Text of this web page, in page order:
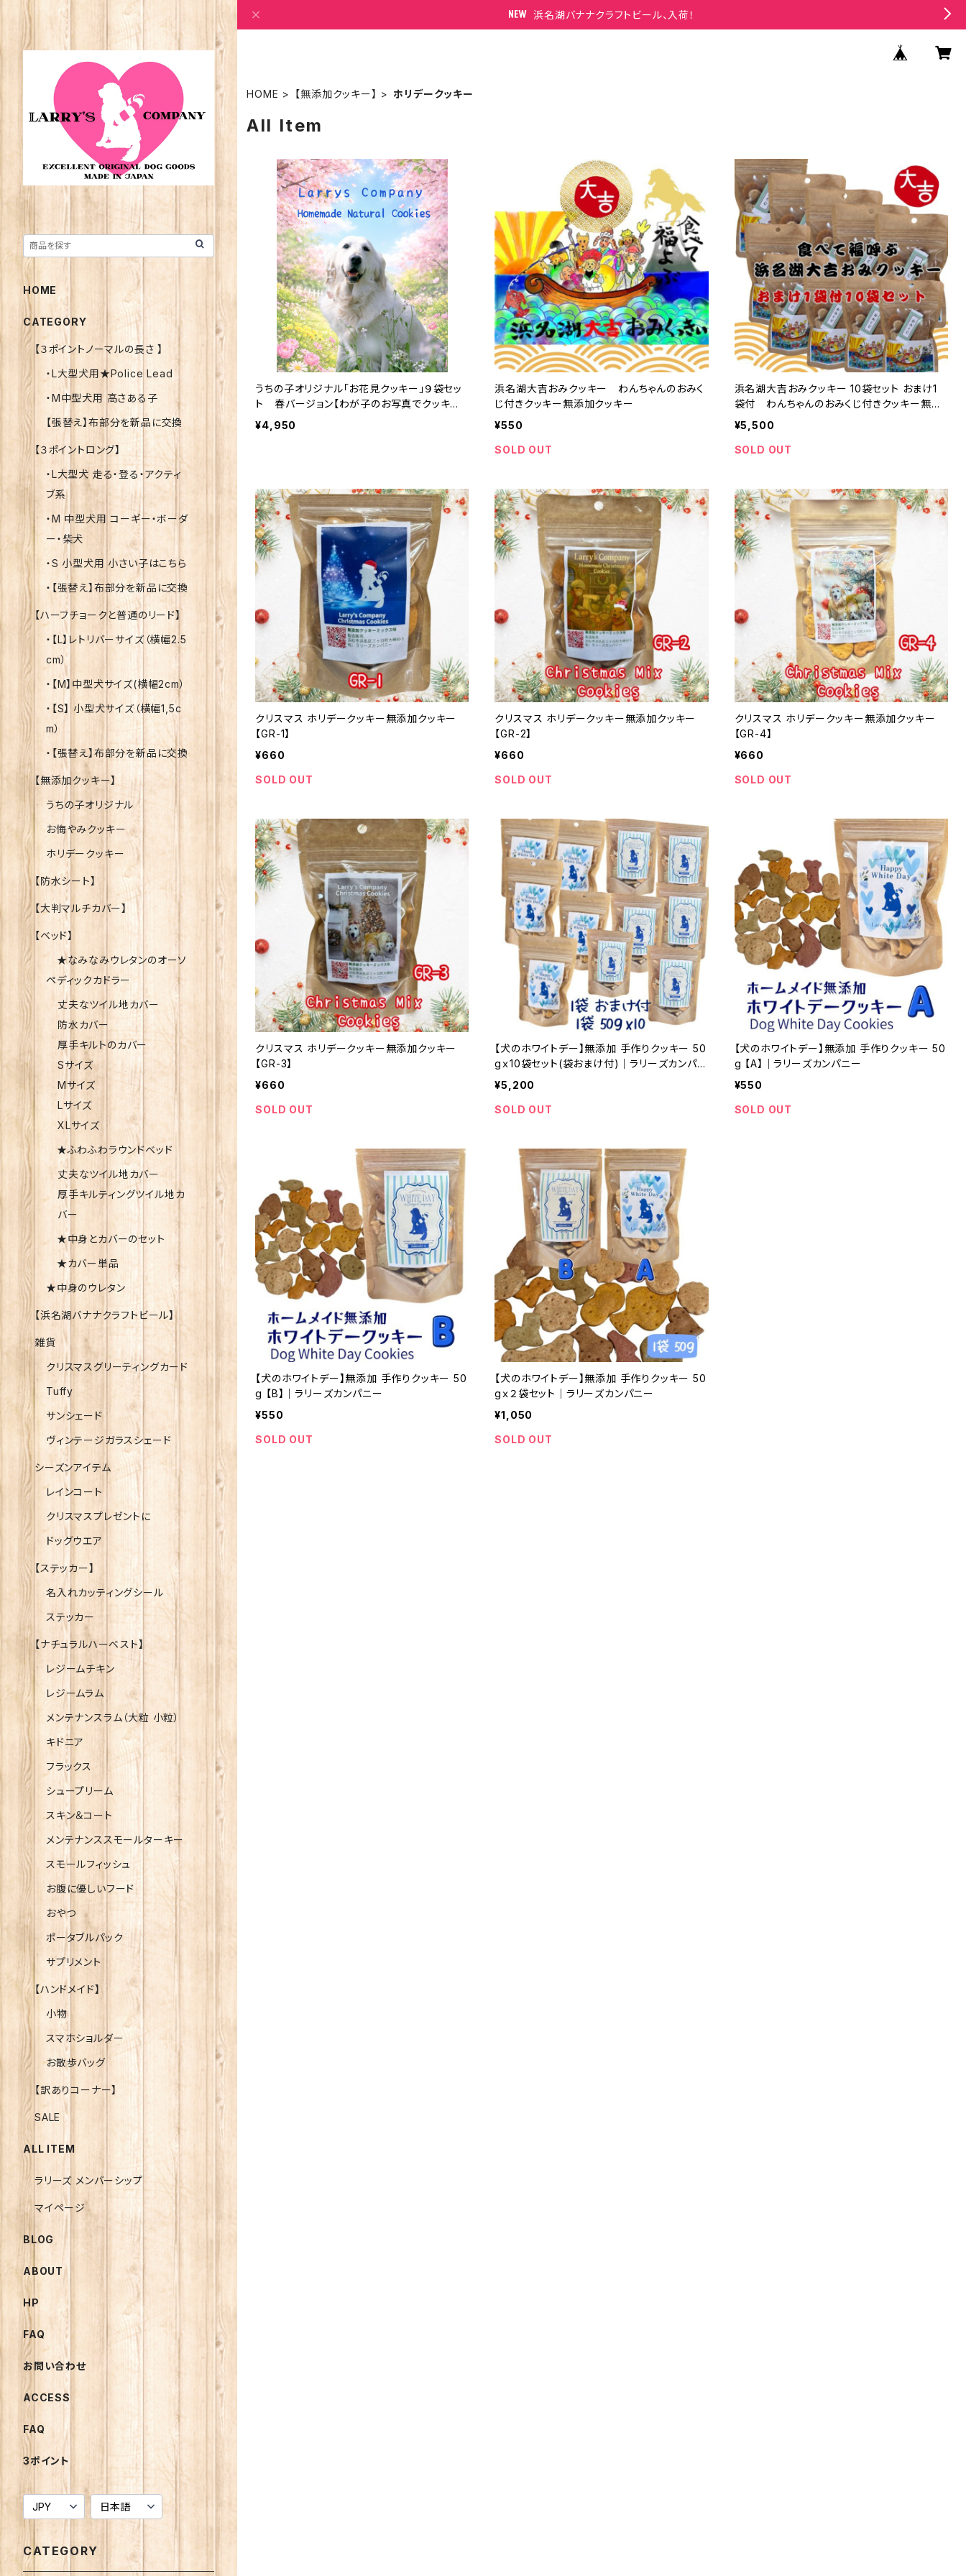
浜名湖バナナクラフトビール、入荷！
HOME 【無添加クッキー】 ホリデークッキー
All Item
うちの子オリジナル「お花見クッキー」９袋セッ
ト 春バージョン【わが子のお写真でクッキー
のラベルをお作りします】
¥4,950
浜名湖大吉おみクッキー わんちゃんのおみく
じ付きクッキー無添加クッキー
¥550
SOLD OUT
浜名湖大吉おみクッキー 10袋セット おまけ1
袋付 わんちゃんのおみくじ付きクッキー無添
加クッキー
¥5,500
SOLD OUT
クリスマス ホリデークッキー無添加クッキー
【GR-1】
¥660
SOLD OUT
クリスマス ホリデークッキー無添加クッキー
【GR-2】
¥660
SOLD OUT
クリスマス ホリデークッキー無添加クッキー
【GR-4】
¥660
SOLD OUT
クリスマス ホリデークッキー無添加クッキー
【GR-3】
¥660
SOLD OUT
【犬のホワイトデー】無添加 手作りクッキー 50
gｘ10袋セット(袋おまけ付)｜ラリーズカンパニ
ー
¥5,200
SOLD OUT
【犬のホワイトデー】無添加 手作りクッキー 50
g 【A】｜ラリーズカンパニー
¥550
SOLD OUT
【犬のホワイトデー】無添加 手作りクッキー 50
g 【B】｜ラリーズカンパニー
¥550
SOLD OUT
【犬のホワイトデー】無添加 手作りクッキー 50
gｘ２袋セット｜ラリーズカンパニー
¥1,050
SOLD OUT
HOME
CATEGORY
【３ポイントノーマルの長さ 】
・L大型犬用★Police Lead
・M中型犬用 高さある子
【張替え】布部分を新品に交換
【３ポイントロング】
・L大型犬 走る・登る・アクティ
ブ系
・M 中型犬用 コーギー・ボーダ
ー・柴犬
・S 小型犬用 小さい子はこちら
・【張替え】布部分を新品に交換
【ハーフチョークと普通のリード】
・【L】レトリバーサイズ（横幅2.5
cm）
・【M】中型犬サイズ(横幅2cm）
・【S】 小型犬サイズ（横幅1,5c
m）
・【張替え】布部分を新品に交換
【無添加クッキー】
うちの子オリジナル
お悔やみクッキー
ホリデークッキー
【防水シート】
【大判マルチカバー】
【ベッド】
★なみなみウレタンのオーソ
ペディックカドラー
丈夫なツイル地カバー
防水カバー
厚手キルトのカバー
Sサイズ
Mサイズ
Lサイズ
XLサイズ
★ふわふわラウンドベッド
丈夫なツイル地カバー
厚手キルティングツイル地カ
バー
★中身とカバーのセット
★カバー単品
★中身のウレタン
【浜名湖バナナクラフトビール】
雑貨
クリスマスグリーティングカード
Tuffy
サンシェード
ヴィンテージガラスシェード
シーズンアイテム
レインコート
クリスマスプレゼントに
ドッグウエア
【ステッカー】
名入れカッティングシール
ステッカー
【ナチュラルハーベスト】
レジームチキン
レジームラム
メンテナンスラム（大粒 小粒）
キドニア
フラックス
シュープリーム
スキン＆コート
メンテナンススモールターキー
スモールフィッシュ
お腹に優しいフード
おやつ
ポータブルパック
サプリメント
【ハンドメイド】
小物
スマホショルダー
お散歩バッグ
【訳ありコーナー】
SALE
ALL ITEM
ラリーズ メンバーシップ
マイページ
BLOG
ABOUT
HP
FAQ
お問い合わせ
ACCESS
FAQ
3ポイント
CATEGORY